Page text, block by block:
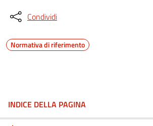
Condividi
Normativa di riferimento
INDICE DELLA PAGINA